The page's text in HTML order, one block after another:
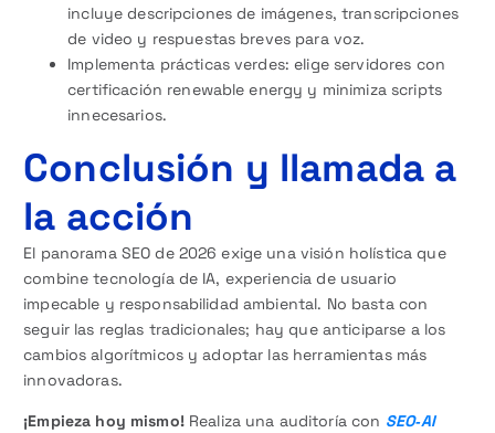
incluye descripciones de imágenes, transcripciones
de video y respuestas breves para voz.
Implementa prácticas verdes: elige servidores con
certificación renewable energy y minimiza scripts
innecesarios.
Conclusión y llamada a
la acción
El panorama SEO de 2026 exige una visión holística que
combine tecnología de IA, experiencia de usuario
impecable y responsabilidad ambiental. No basta con
seguir las reglas tradicionales; hay que anticiparse a los
cambios algorítmicos y adoptar las herramientas más
innovadoras.
¡Empieza hoy mismo!Realiza una auditoría con SEO‑AI